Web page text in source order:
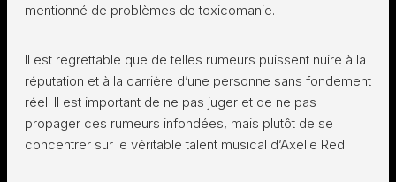
mentionné de problèmes de toxicomanie.
Il est regrettable que de telles rumeurs puissent nuire à la
réputation et à la carrière d’une personne sans fondement
réel. Il est important de ne pas juger et de ne pas
propager ces rumeurs infondées, mais plutôt de se
concentrer sur le véritable talent musical d’Axelle Red.